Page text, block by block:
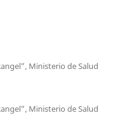
Ministerio de Salud
Ministerio de Salud